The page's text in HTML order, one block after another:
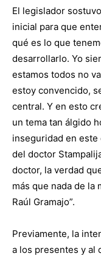
El legislador
inicial para que
qué es lo que
desarrollarlo. Yo
estamos todos no
estoy convencido,
central. Y en esto
un tema tan álgido
inseguridad en este
del doctor
doctor, la verdad
más que nada de la
Raúl Gramajo”.
Previamente, la
a los presentes y al